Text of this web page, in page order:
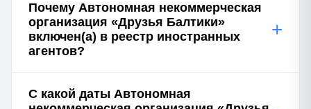
Почему Автономная некоммерческая
организация «Друзья Балтики»
включен(а) в реестр иностранных
агентов?
+
С какой даты Автономная